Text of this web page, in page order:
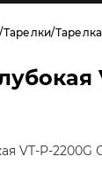
Тарелки